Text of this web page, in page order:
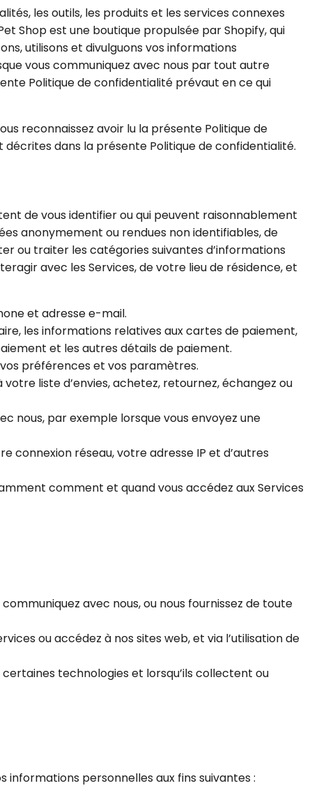
les outils, les produits et les services connexes
Shop est une boutique propulsée par Shopify, qui
utilisons et divulguons vos informations
vous communiquez avec nous par tout autre
Politique de confidentialité prévaut en ce qui
reconnaissez avoir lu la présente Politique de
dans la présente Politique de confidentialité.
de vous identifier ou qui peuvent raisonnablement
anonymement ou rendues non identifiables, de
ou traiter les catégories suivantes d’informations
avec les Services, de votre lieu de résidence, et
et adresse e-mail.
les informations relatives aux cartes de paiement,
et les autres détails de paiement.
préférences et vos paramètres.
liste d’envies, achetez, retournez, échangez ou
nous, par exemple lorsque vous envoyez une
réseau, votre adresse IP et d’autres
comment et quand vous accédez aux Services
avec nous, ou nous fournissez de toute
ou accédez à nos sites web, et via l’utilisation de
technologies et lorsqu’ils collectent ou
informations personnelles aux fins suivantes :